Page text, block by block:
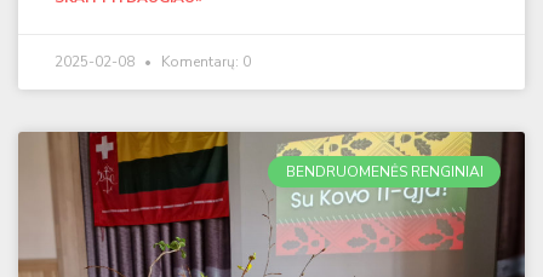
2025-02-08 Komentarų: 0
BENDRUOMENĖS RENGINIAI